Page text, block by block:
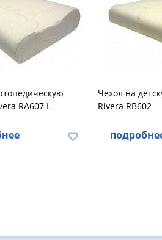
RA607 L
Чехол на
Rivera RB602